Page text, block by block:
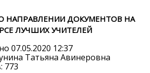
НАПРАВЛЕНИИ ДОКУМЕНТОВ НА
ЛУЧШИХ УЧИТЕЛЕЙ
07.05.2020 12:37
Татьяна Авинеровна
773